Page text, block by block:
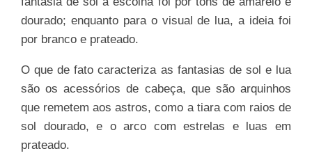
dourado; enquanto para o visual de lua, a ideia foi
por branco e prateado.
O que de fato caracteriza as fantasias de sol e lua
são os acessórios de cabeça, que são arquinhos
que remetem aos astros, como a tiara com raios de
sol dourado, e o arco com estrelas e luas em
prateado.